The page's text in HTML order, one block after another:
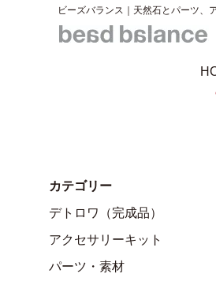
ビーズバランス｜天然石とパーツ、
カテゴリー
デトロワ（完成品）
アクセサリーキット
パーツ・素材